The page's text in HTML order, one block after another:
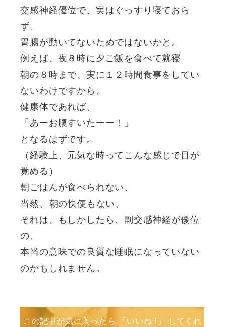
交感神経優位で、実はぐっすり寝ておら
ず、
胃腸が動いてないためではないかと。
例えば、夜８時に夕ご飯を食べて就寝
朝の８時まで、実に１２時間食事をしてい
ないわけですから、
健康体であれば、
「あーお腹すいたーー！」
となるはずです。
（経験上、元気な時ってこんな感じで目が
覚める）
朝ごはんが食べられない、
当然、朝の快便もない、
それは、もしかしたら、副交感神経が優位
の、
本当の意味での良質な睡眠になっていない
のかもしれません。
この記事が気に入ったら 「いいね !」 してくれ